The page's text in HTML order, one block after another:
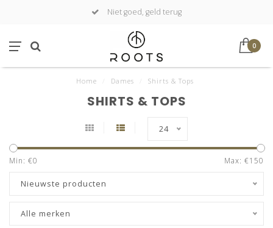
Niet goed, geld terug
0
Home Dames Shirts & Tops
SHIRTS & TOPS
24
Min: €0 Max: €150
Nieuwste producten
Alle merken